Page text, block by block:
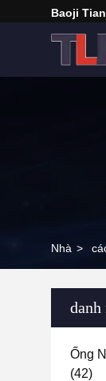
Baoji
Nhà >
danh
Ống
(42)